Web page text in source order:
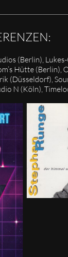
(Berlin),
Hütte (Berlin),
(Düsseldorf),
N (Köln),